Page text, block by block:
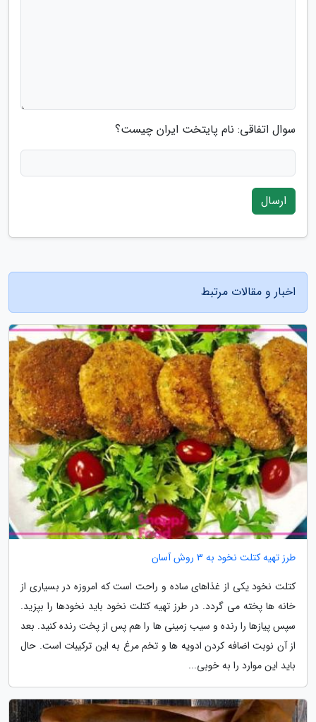
سوال اتفاقی: نام پایتخت ایران چیست؟
ارسال
اخبار و مقالات مرتبط
طرز تهیه کتلت نخود به 3 روش آسان
کتلت نخود یکی از غذاهای ساده و راحت است که امروزه در بسیاری از
خانه ها پخته می گردد. در طرز تهیه کتلت نخود باید نخودها را بپزید.
سپس پیازها را رنده و سیب زمینی ها را هم پس از پخت رنده کنید. بعد
از آن نوبت اضافه کردن ادویه ها و تخم مرغ به این ترکیبات است. حال
باید این موارد را به خوبی...